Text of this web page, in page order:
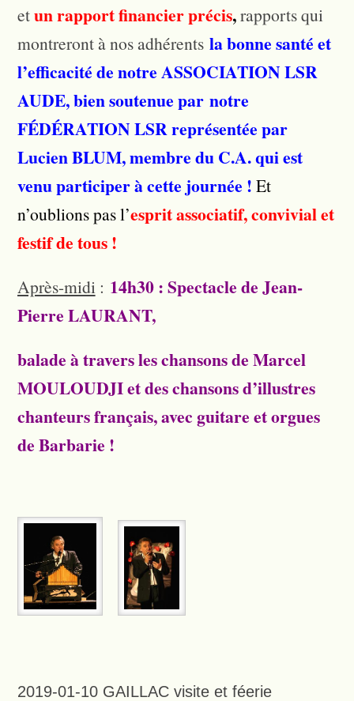
etun rapport financier précis,rapports qui
montreront à nos adhérents la bonne santé et
l’efficacité denotre ASSOCIATION LSR
AUDE, bien soutenue par notre
FÉDÉRATION LSR représentée par
Lucien BLUM, membre du C.A. qui est
venu participer à cette journée ! Et
n’oublions pas l’esprit associatif, convivial et
festif de tous !
Après-midi: 14h30 : Spectacle de Jean-
Pierre LAURANT,
balade à travers les chansons de Marcel
MOULOUDJI et des chansons d’illustres
chanteurs français, avec guitare et orgues
de Barbarie !
2019-01-10 GAILLAC visite et féerie